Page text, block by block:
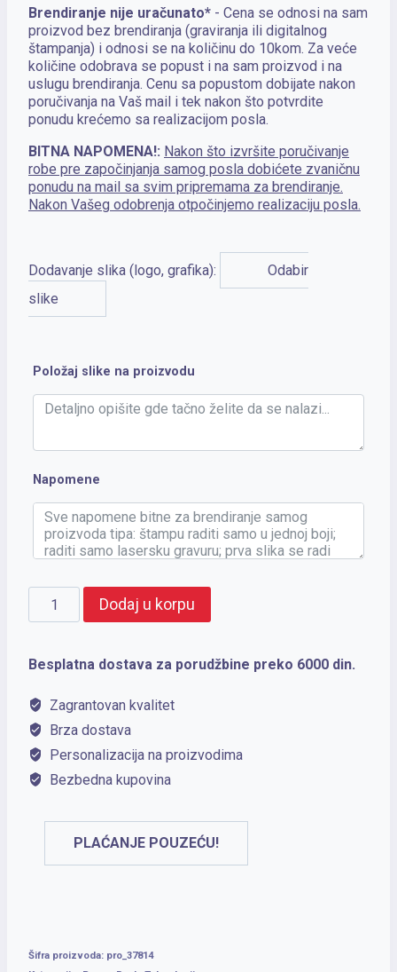
Brendiranje nije uračunato* - Cena se odnosi na sam
proizvod bez brendiranja (graviranja ili digitalnog
štampanja) i odnosi se na količinu do 10kom. Za veće
količine odobrava se popust i na sam proizvod i na
uslugu brendiranja. Cenu sa popustom dobijate nakon
poručivanja na Vaš mail i tek nakon što potvrdite
ponudu krećemo sa realizacijom posla.
BITNA NAPOMENA!: Nakon što izvršite poručivanje
robe pre započinjanja samog posla dobićete zvaničnu
ponudu na mail sa svim pripremama za brendiranje.
Nakon Vašeg odobrenja otpočinjemo realizaciju posla.
Dodavanje slika (logo, grafika):
Odabir
slike
Položaj slike na proizvodu
Napomene
CARD
POWER
5
Dodaj u korpu
Besplatna dostava za porudžbine preko 6000 din.
Zagrantovan kvalitet
Brza dostava
Personalizacija na proizvodima
Bezbedna kupovina
PLAĆANJE POUZEĆU!
Šifra proizvoda: pro_37814